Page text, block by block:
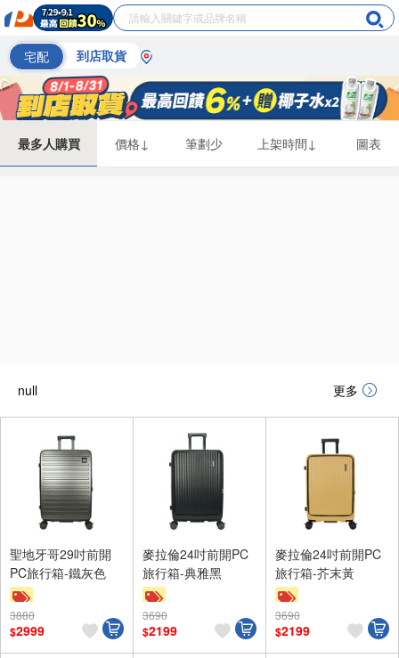
宅配 到店取貨
最多人購買 價格↓ 筆劃少 上架時間↓ 圖表
null 更多
聖地牙哥29吋前開
PC旅行箱-鐵灰色
滿額9折
贈$200
3880
$2999
麥拉倫24吋前開PC
旅行箱-典雅黑
滿額9折
贈$200
3690
$2199
麥拉倫24吋前開PC
旅行箱-芥末黃
滿額9折
贈$200
3690
$2199